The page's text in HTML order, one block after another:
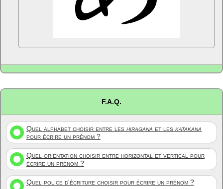
F.A.Q.
Quel alphabet choisir entre les hiragana et les katakana
pour écrire un prénom ?
Quel orientation choisir entre horizontal et vertical pour
écrire un prénom ?
Quel police d'écriture choisir pour écrire un prénom ?